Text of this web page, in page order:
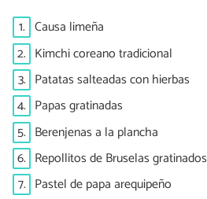
1. Causa limeña
2. Kimchi coreano tradicional
3. Patatas salteadas con hierbas
4. Papas gratinadas
5. Berenjenas a la plancha
6. Repollitos de Bruselas gratinados
7. Pastel de papa arequipeño